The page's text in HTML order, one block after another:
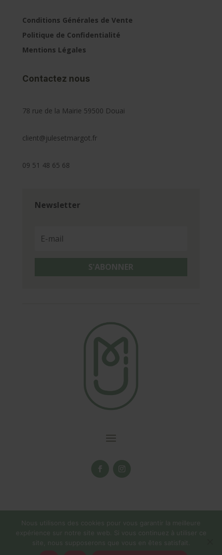
Conditions Générales de Vente
Politique de Confidentialité
Mentions Légales
Contactez nous
78 rue de la Mairie 59500 Douai
client@julesetmargot.fr
09 51 48 65 68
Newsletter
S'ABONNER
Nous utilisons des cookies pour vous garantir la meilleure
expérience sur notre site web. Si vous continuez à utiliser ce
site, nous supposerons que vous en êtes satisfait.